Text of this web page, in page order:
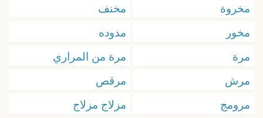
مخروة
مخنف
مخور
مدوده
مرة
مرة من المراري
مرش
مرقص
مرومج
مزلاج مزلاج